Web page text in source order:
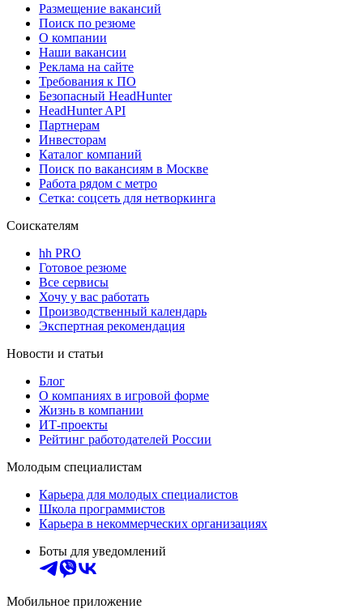
Размещение вакансий
Поиск по резюме
О компании
Наши вакансии
Реклама на сайте
Требования к ПО
Безопасный HeadHunter
HeadHunter API
Партнерам
Инвесторам
Каталог компаний
Поиск по вакансиям в Москве
Работа рядом с метро
Сетка: соцсеть для нетворкинга
Соискателям
hh PRO
Готовое резюме
Все сервисы
Хочу у вас работать
Производственный календарь
Экспертная рекомендация
Новости и статьи
Блог
О компаниях в игровой форме
Жизнь в компании
ИТ-проекты
Рейтинг работодателей России
Молодым специалистам
Карьера для молодых специалистов
Школа программистов
Карьера в некоммерческих организациях
Боты для уведомлений
Мобильное приложение